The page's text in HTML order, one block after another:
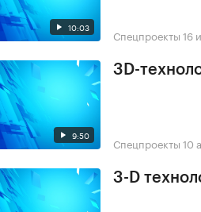
10:03 Спецпроекты 16
9:50
3D-
Спецпроекты 10
3-D